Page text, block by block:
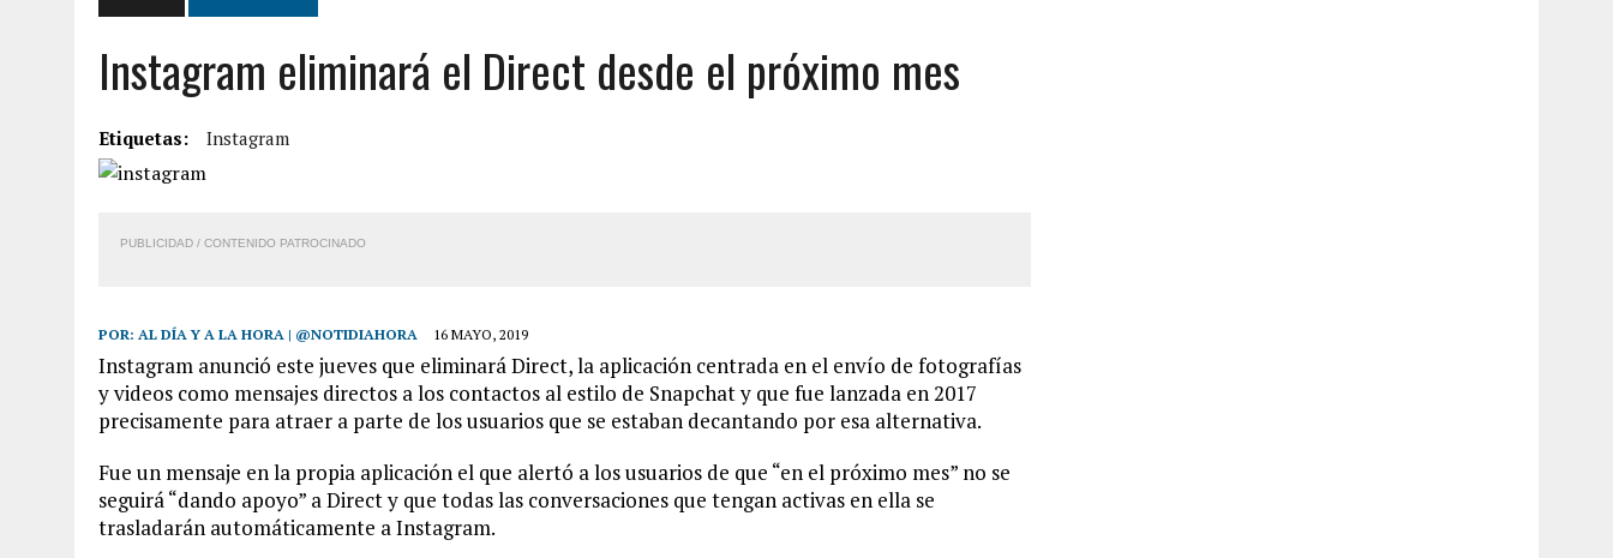
7 AGOSTO, 2026 | LOCALIZARON CUERPO DE ‘LA SEÑORA DE LAS UÑAS BONITAS’ 42 DÍAS DESPUÉS DE LOS TERREMOTOS EN LA GUAIRA
6 AGOSTO, 2026
MISTERIOSA MUERTE DE MODELO EN MONAGAS: HALLARON EL CUERPO DENTRO DE SU CASA
6 AGOSTO, 2026 | BARINAS: ADOLESCENTE SE QUITÓ LA VIDA TRAS SER ACOSADA Y ABUSADA POR LA PAREJA DE SU ABUELA
6 AGOSTO, 2026 | CONMOCIÓN EN COLORADO POR ASESINATO DE UNA ADOLESCENTE VENEZOLANA EN REUNIÓN CON AMIGOS
5 AGOSTO, 2026
8 AGOSTO, 2026 | BOMBEROS DE CARACAS COMBATIERON INCENDIO DE GRAN MAGNITUD EN ZONA INDUSTRIAL DE EL LLANITO
Instagram eliminará el Direct desde el próximo mes
Etiquetas: Instagram
PUBLICIDAD / CONTENIDO PATROCINADO
POR: AL DÍA Y A LA HORA | @NOTIDIAHORA 16 MAYO, 2019
Instagram anunció este jueves que eliminará Direct, la aplicación centrada en el envío de fotografías
y videos como mensajes directos a los contactos al estilo de Snapchat y que fue lanzada en 2017
precisamente para atraer a parte de los usuarios que se estaban decantando por esa alternativa.
Fue un mensaje en la propia aplicación el que alertó a los usuarios de que “en el próximo mes” no se
seguirá “dando apoyo” a Direct y que todas las conversaciones que tengan activas en ella se
trasladarán automáticamente a Instagram.